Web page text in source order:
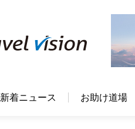
新着ニュース お助け道場